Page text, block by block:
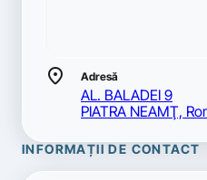
location_on Adresă
AL. BALADEI 9
PIATRA NEAMŢ,
INFORMAȚII DE CONTACT